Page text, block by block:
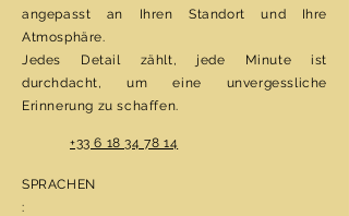
angepasst an Ihren Standort und Ihre
Atmosphäre.
Jedes Detail zählt, jede Minute ist
durchdacht, um eine unvergessliche
Erinnerung zu schaffen.
+33 6 18 34 78 14
SPRACHEN
: